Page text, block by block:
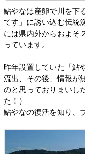
鮎やなは産卵で川を下
てす」に誘い込む伝統
には県内外からおよそ
っています。
昨年設置していた「鮎
流出、その後、情報が
のと思っておりまいし
た！）
鮎やなの復活を知り、